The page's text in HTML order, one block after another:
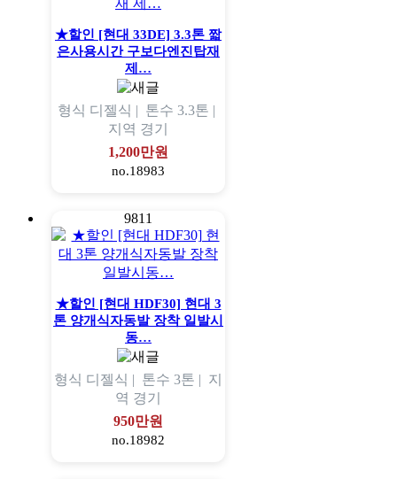
★할인 [현대 33DE] 3.3톤 짧
은사용시간 구보다엔진탑재
제…
형식 디젤식 | 톤수 3.3톤 |
지역 경기
1,200만원
no.18983
9811
★할인 [현대 HDF30] 현대 3
톤 양개식자동발 장착 일발시
동…
형식 디젤식 | 톤수 3톤 | 지
역 경기
950만원
no.18982